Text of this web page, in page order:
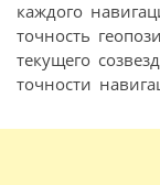
каждого
точность
текущего
точности